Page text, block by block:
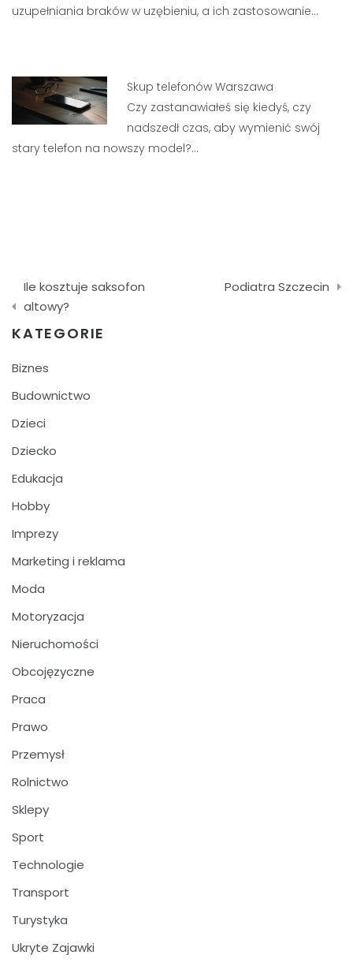
uzupełniania braków w uzębieniu, a ich zastosowanie…
Skup telefonów Warszawa
Czy zastanawiałeś się kiedyś, czy
nadszedł czas, aby wymienić swój
stary telefon na nowszy model?…
Nawigacja
wpisu
Ile kosztuje saksofon
altowy?
Podiatra Szczecin
KATEGORIE
Biznes
Budownictwo
Dzieci
Dziecko
Edukacja
Hobby
Imprezy
Marketing i reklama
Moda
Motoryzacja
Nieruchomości
Obcojęzyczne
Praca
Prawo
Przemysł
Rolnictwo
Sklepy
Sport
Technologie
Transport
Turystyka
Ukryte Zajawki